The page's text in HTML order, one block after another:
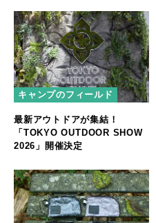
キャンプのフィールド
最新アウトドアが集結！
「TOKYO OUTDOOR SHOW
2026」開催決定